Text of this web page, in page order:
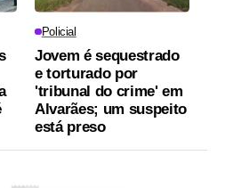
Policial
Jovem é sequestrado
e torturado por
'tribunal do crime' em
Alvarães; um suspeito
está preso